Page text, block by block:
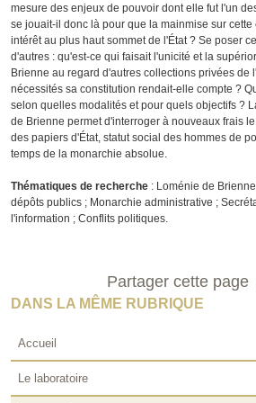
mesure des enjeux de pouvoir dont elle fut l'un
se jouait-il donc là pour que la mainmise sur cette
intérêt au plus haut sommet de l'État ? Se poser
d'autres : qu'est-ce qui faisait l'unicité et la
Brienne au regard d'autres collections privées de
nécessités sa constitution rendait-elle compte ?
selon quelles modalités et pour quels objectifs ?
de Brienne permet d'interroger à nouveaux frais
des papiers d'État, statut social des hommes de
temps de la monarchie absolue.
Thématiques de recherche : Loménie de
dépôts publics ; Monarchie administrative ;
l'information ; Conflits politiques.
Partager cette page
DANS LA MÊME RUBRIQUE
Accueil
Le laboratoire